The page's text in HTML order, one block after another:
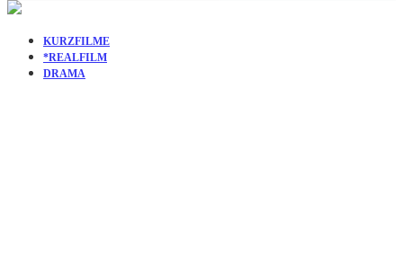
KURZFILME
*REALFILM
DRAMA